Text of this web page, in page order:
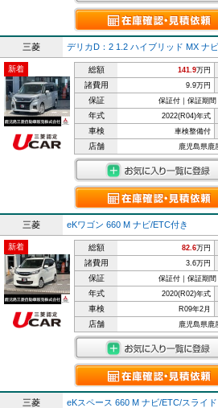
三菱 デリカD：2 1.2 ハイブリッド MX ナ
新着 総額 141.9万円
諸費用 9.9万円
保証 保証付｜保証期
年式 2022(R04)年式
車検 車検整備付
店舗 鹿児島県鹿
三菱 eKワゴン 660 M ナビ/ETC付き
新着 総額 82.6万円
諸費用 3.6万円
保証 保証付｜保証期
年式 2020(R02)年式
車検 R09年2月
店舗 鹿児島県鹿
三菱 eKスペース 660 M ナビ/ETC/スライ